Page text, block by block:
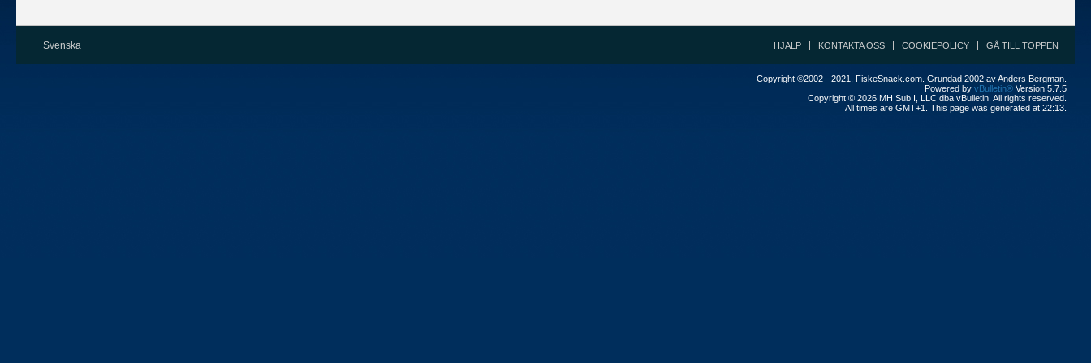
Svenska HJÄLP KONTAKTA OSS COOKIEPOLICY GÅ TILL TOPPEN
Copyright ©2002 - 2021, FiskeSnack.com. Grundad 2002 av Anders Bergman.
Powered by vBulletin® Version 5.7.5
Copyright © 2026 MH Sub I, LLC dba vBulletin. All rights reserved.
All times are GMT+1. This page was generated at 22:13.